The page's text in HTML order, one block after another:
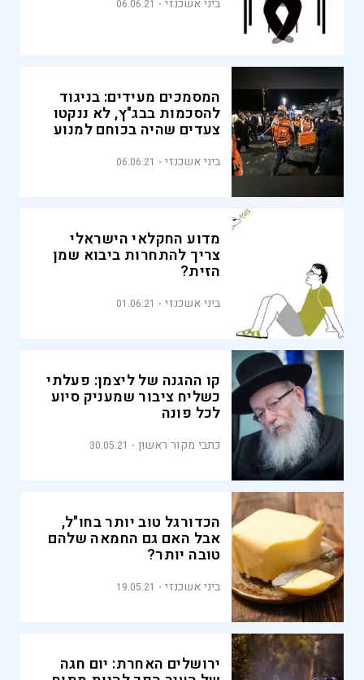
ביני אשכנזי 06.06.21
המסמכים מעידים: בניגוד
להסכמות בבג"ץ, לא ננקטו
צעדים שהיה בכוחם למנוע
ביני אשכנזי 06.06.21
מדוע החקלאי הישראלי
צריך להתחרות ביבוא שמן
הזית?
ביני אשכנזי 01.06.21
קו ההגנה של ליצמן: פעלתי
כשליח ציבור שמעניק סיוע
לכל פונה
כתבי מקור ראשון 30.05.21
הכדורגל טוב יותר בחו"ל,
אבל האם גם החמאה שלהם
טובה יותר?
ביני אשכנזי 19.05.21
ירושלים האחרת: יום חגה